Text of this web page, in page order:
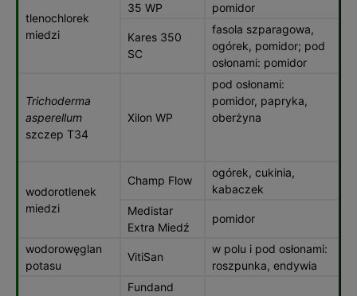
tlenochlorek
miedzi
35 WP
pomidor
Kares 350
SC
fasola szparagowa,
ogórek, pomidor; pod
osłonami: pomidor
Trichoderma
asperellum
szczep T34
Xilon WP
pod osłonami:
pomidor, papryka,
oberżyna
wodorotlenek
miedzi
Champ Flow
ogórek, cukinia,
kabaczek
Medistar
Extra Miedź
pomidor
wodorowęglan
potasu
VitiSan
w polu i pod osłonami:
roszpunka, endywia
Fundand